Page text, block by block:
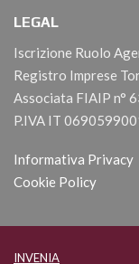
LEGAL
Iscrizione Ruolo
Registro Imprese
Associata FIAIP n°
P.IVA IT
Informativa Privacy
Cookie Policy
INVENIA